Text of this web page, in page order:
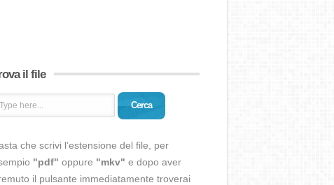
il file
Cerca
che scrivi l’estensione del file, per
"pdf" oppure "mkv" e dopo aver
il pulsante immediatamente troverai